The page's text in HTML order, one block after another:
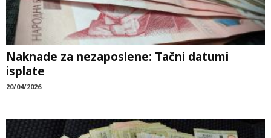
Naknade za nezaposlene: Tačni datumi
isplate
20/04/2026